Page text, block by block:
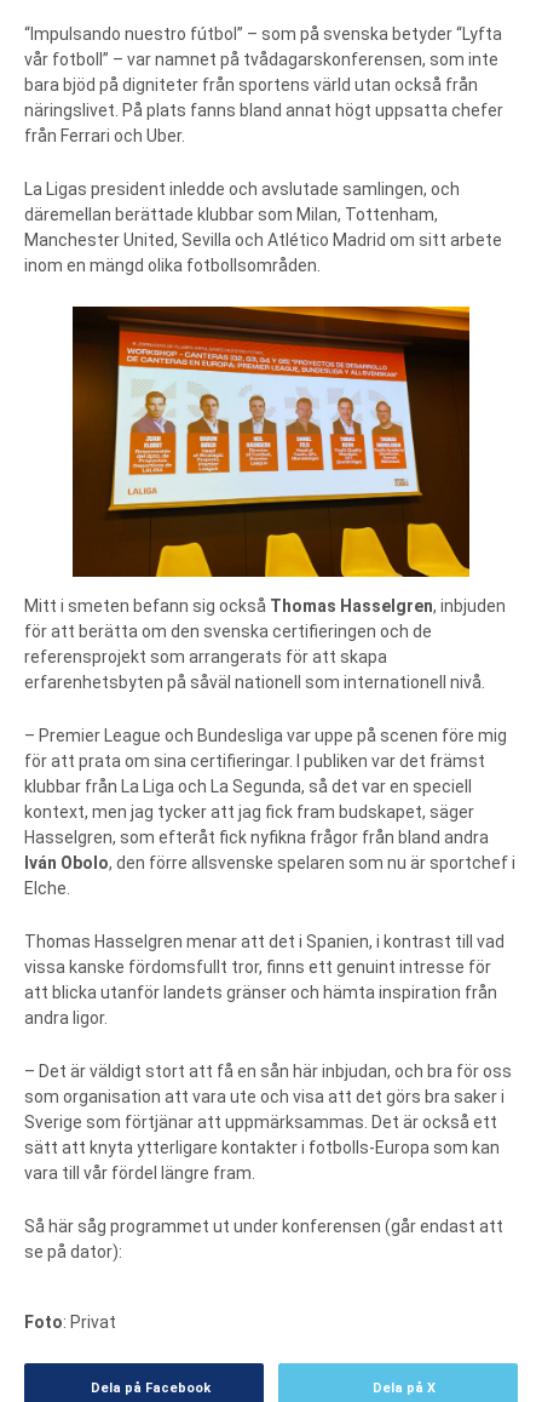
“Impulsando nuestro fútbol” – som på svenska betyder “Lyfta
vår fotboll” – var namnet på tvådagarskonferensen, som inte
bara bjöd på digniteter från sportens värld utan också från
näringslivet. På plats fanns bland annat högt uppsatta chefer
från Ferrari och Uber.
La Ligas president inledde och avslutade samlingen, och
däremellan berättade klubbar som Milan, Tottenham,
Manchester United, Sevilla och Atlético Madrid om sitt arbete
inom en mängd olika fotbollsområden.
Mitt i smeten befann sig också Thomas Hasselgren, inbjuden
för att berätta om den svenska certifieringen och de
referensprojekt som arrangerats för att skapa
erfarenhetsbyten på såväl nationell som internationell nivå.
– Premier League och Bundesliga var uppe på scenen före mig
för att prata om sina certifieringar. I publiken var det främst
klubbar från La Liga och La Segunda, så det var en speciell
kontext, men jag tycker att jag fick fram budskapet, säger
Hasselgren, som efteråt fick nyfikna frågor från bland andra
Iván Obolo, den förre allsvenske spelaren som nu är sportchef i
Elche.
Thomas Hasselgren menar att det i Spanien, i kontrast till vad
vissa kanske fördomsfullt tror, finns ett genuint intresse för
att blicka utanför landets gränser och hämta inspiration från
andra ligor.
– Det är väldigt stort att få en sån här inbjudan, och bra för oss
som organisation att vara ute och visa att det görs bra saker i
Sverige som förtjänar att uppmärksammas. Det är också ett
sätt att knyta ytterligare kontakter i fotbolls-Europa som kan
vara till vår fördel längre fram.
Så här såg programmet ut under konferensen (går endast att
se på dator):
Foto: Privat
Dela på Facebook Dela på X